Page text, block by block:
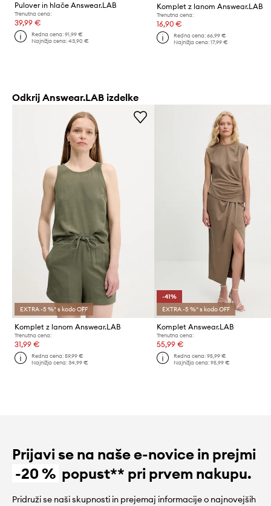
Pulover in hlače Answear.LAB
Trenutna cena:
39,99 €
Redna cena:91,99 €
Najnižja cena:43,90 €
Komplet z lanom Answear.LAB
Trenutna cena:
16,90 €
Redna cena: 66,99 €
Najnižja cena: 17,99 €
Odkrij Answear.LAB izdelke
EXTRA -5 %* s kodo OFF
Komplet z lanom Answear.LAB
Trenutna cena:
31,99 €
Redna cena:59,99 €
Najnižja cena:34,99 €
-41%
EXTRA -5 %* s kodo OFF
Komplet Answear.LAB
Trenutna cena:
55,99 €
Redna cena: 95,99 €
Najnižja cena: 95,99 €
Prijavi se na naše e-novice in prejmi
-20 % popust** pri prvem nakupu.
Pridruži se naši skupnosti in prejemaj informacije o najnovejših